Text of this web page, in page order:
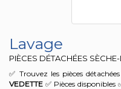
Lavage
PIÈCES DÉTACHÉES
✅ Trouvez les pièces
VEDETTE ✅ Pièces disponibles